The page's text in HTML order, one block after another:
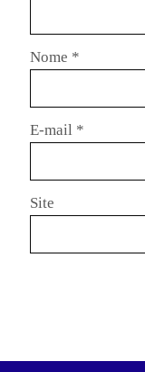
Nome *
E-mail *
Site